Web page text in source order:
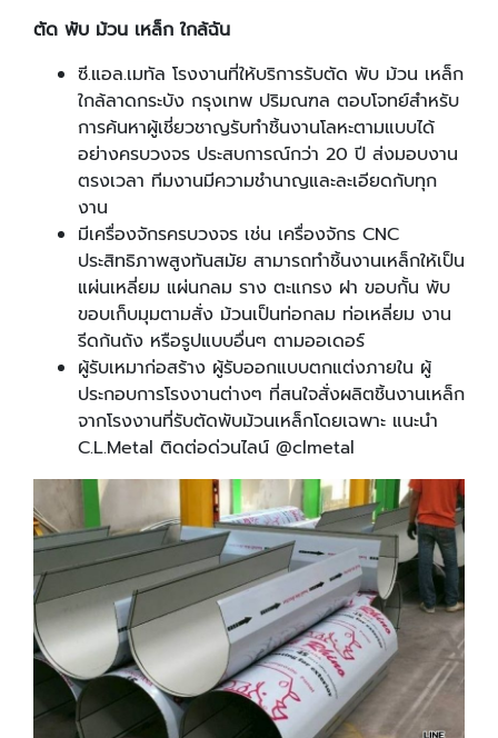
ตัด พับ ม้วน เหล็ก ใกล้ฉัน
ซี.แอล.เมทัล โรงงานที่ให้บริการรับตัด พับ ม้วน เหล็ก
ใกล้ลาดกระบัง กรุงเทพ ปริมณฑล ตอบโจทย์สำหรับ
การค้นหาผู้เชี่ยวชาญรับทำชิ้นงานโลหะตามแบบได้
อย่างครบวงจร ประสบการณ์กว่า 20 ปี ส่งมอบงาน
ตรงเวลา ทีมงานมีความชำนาญและละเอียดกับทุก
งาน
มีเครื่องจักรครบวงจร เช่น เครื่องจักร CNC
ประสิทธิภาพสูงทันสมัย สามารถทำชิ้นงานเหล็กให้เป็น
แผ่นเหลี่ยม แผ่นกลม ราง ตะแกรง ฝา ขอบกั้น พับ
ขอบเก็บมุมตามสั่ง ม้วนเป็นท่อกลม ท่อเหลี่ยม งาน
รีดก้นถัง หรือรูปแบบอื่นๆ ตามออเดอร์
ผู้รับเหมาก่อสร้าง ผู้รับออกแบบตกแต่งภายใน ผู้
ประกอบการโรงงานต่างๆ ที่สนใจสั่งผลิตชิ้นงานเหล็ก
จากโรงงานที่รับตัดพับม้วนเหล็กโดยเฉพาะ แนะนำ
C.L.Metal ติดต่อด่วนไลน์ @clmetal